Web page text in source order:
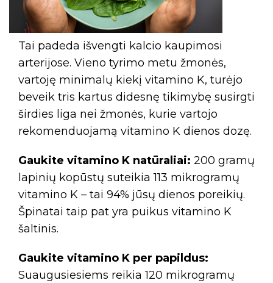
Tai padeda išvengti kalcio kaupimosi
arterijose. Vieno tyrimo metu žmonės,
vartoję minimalų kiekį vitamino K, turėjo
beveik tris kartus didesnę tikimybę susirgti
širdies liga nei žmonės, kurie vartojo
rekomenduojamą vitamino K dienos dozę.
Gaukite vitamino K natūraliai: 200 gramų
lapinių kopūstų suteikia 113 mikrogramų
vitamino K – tai 94% jūsų dienos poreikių.
Špinatai taip pat yra puikus vitamino K
šaltinis.
Gaukite vitamino K per papildus:
Suaugusiesiems reikia 120 mikrogramų